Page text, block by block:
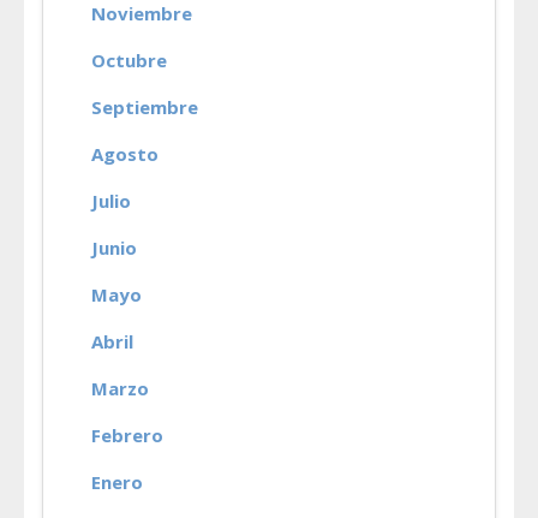
Noviembre
Octubre
Septiembre
Agosto
Julio
Junio
Mayo
Abril
Marzo
Febrero
Enero